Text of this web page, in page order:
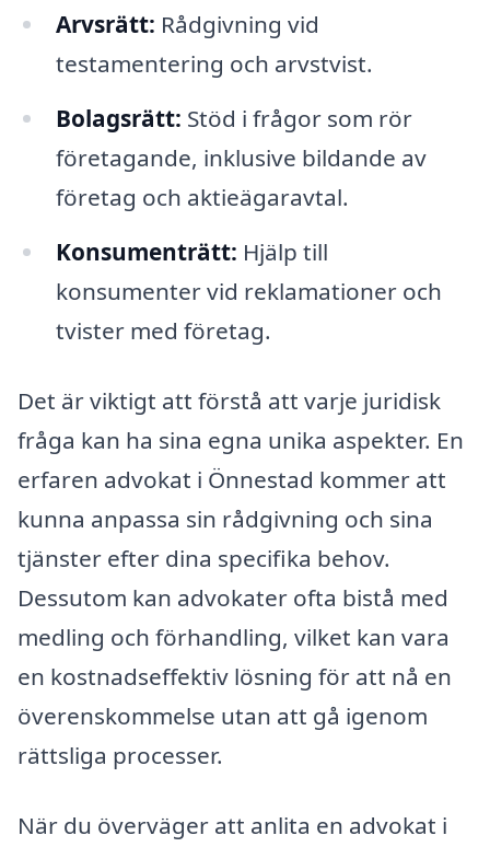
Arvsrätt: Rådgivning vid
testamentering och arvstvist.
Bolagsrätt: Stöd i frågor som rör
företagande, inklusive bildande av
företag och aktieägaravtal.
Konsumenträtt: Hjälp till
konsumenter vid reklamationer och
tvister med företag.
Det är viktigt att förstå att varje juridisk
fråga kan ha sina egna unika aspekter. En
erfaren advokat i Önnestad kommer att
kunna anpassa sin rådgivning och sina
tjänster efter dina specifika behov.
Dessutom kan advokater ofta bistå med
medling och förhandling, vilket kan vara
en kostnadseffektiv lösning för att nå en
överenskommelse utan att gå igenom
rättsliga processer.
När du överväger att anlita en advokat i